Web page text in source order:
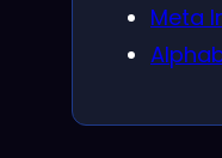
Meta